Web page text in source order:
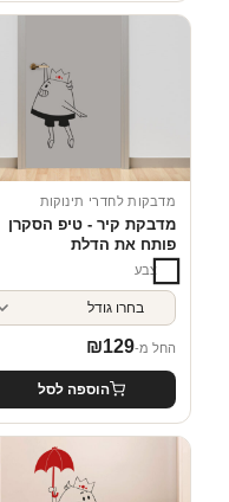
מדבקות לחדרי תינוקות
מדבקת קיר - טיפ הסקרן
פותח את הדלת
צבע
החל מ- ₪129
הוספה לסל